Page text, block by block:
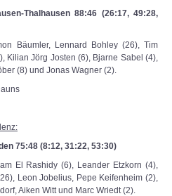
Thalhausen 88:46 (26:17, 49:28,
Bäumler, Lennard Bohley (26), Tim
Kilian Jörg Josten (6), Bjarne Sabel (4),
(8) und Jonas Wagner (2).
75:48 (8:12, 31:22, 53:30)
El Rashidy (6), Leander Etzkorn (4),
Leon Jobelius, Pepe Keifenheim (2),
Aiken Witt und Marc Wriedt (2).